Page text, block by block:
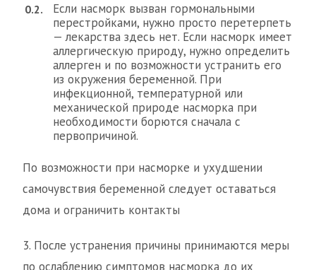
Если насморк вызван гормональными
перестройками, нужно просто перетерпеть
— лекарства здесь нет. Если насморк имеет
аллергическую природу, нужно определить
аллерген и по возможности устранить его
из окружения беременной. При
инфекционной, температурной или
механической природе насморка при
необходимости борются сначала с
первопричиной.
По возможности при насморке и ухудшении
самочувствия беременной следует оставаться
дома и ограничить контакты
3. После устранения причины принимаются меры
по ослаблению симптомов насморка до их